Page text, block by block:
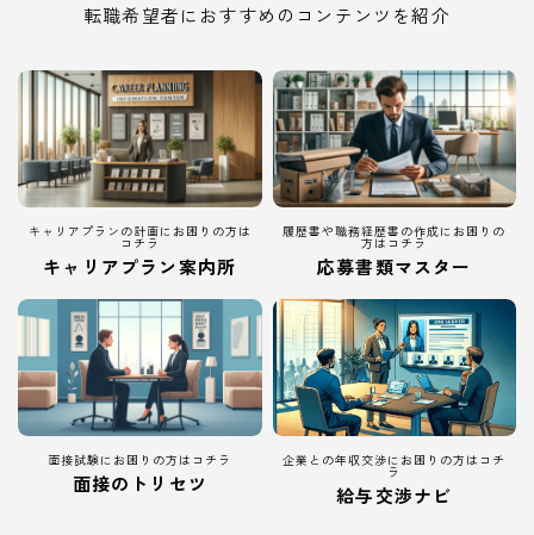
転職希望者におすすめのコンテンツを紹介
キャリアプランの計画にお困りの方は
コチラ
キャリアプラン案内所
履歴書や職務経歴書の作成にお困りの
方はコチラ
応募書類マスター
面接試験にお困りの方はコチラ
面接のトリセツ
企業との年収交渉にお困りの方はコチ
ラ
給与交渉ナビ